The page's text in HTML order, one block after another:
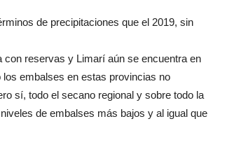
de precipitaciones que el 2019, sin
reservas y Limarí aún se encuentra en
embalses en estas provincias no
sí, todo el secano regional y sobre todo la
de embalses más bajos y al igual que